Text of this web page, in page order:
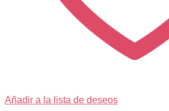
Añadir a la lista de deseos